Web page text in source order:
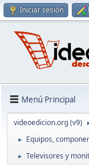
Iniciar sesión
Menú Principal
videoedicion.org (v9)
► Equipos,
► Televisores y